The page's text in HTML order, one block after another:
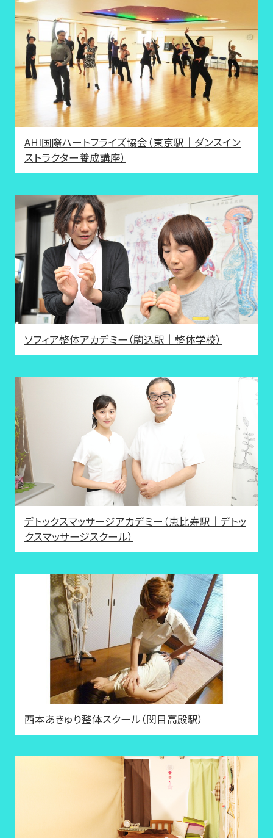
AHI国際ハートフライズ協会（東京駅｜ダンスイン
ストラクター養成講座）
ソフィア整体アカデミー（駒込駅｜整体学校）
デトックスマッサージアカデミー（恵比寿駅｜デトッ
クスマッサージスクール）
西本あきゅり整体スクール（関目高殿駅）